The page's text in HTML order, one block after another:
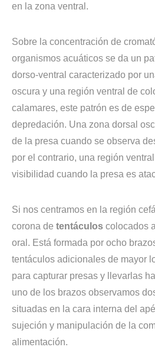
en la zona ventral.
Sobre la concentración de
organismos acuáticos se da un
dorso-ventral caracterizado por
oscura y una región ventral de
calamares, este patrón es de
depredación. Una zona dorsal
de la presa cuando se observa
por el contrario, una región
visibilidad cuando la presa es
Si nos centramos en la región
corona de tentáculos colocados
oral. Está formada por ocho
tentáculos adicionales de mayor
para capturar presas y llevarlas
uno de los brazos observamos
situadas en la cara interna del
sujeción y manipulación de la
alimentación.